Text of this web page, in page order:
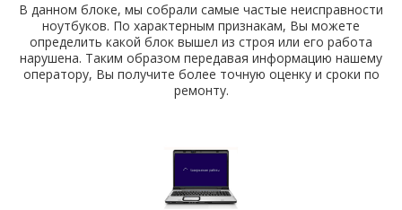
В данном блоке, мы собрали самые частые неисправности
ноутбуков. По характерным признакам, Вы можете
определить какой блок вышел из строя или его работа
нарушена. Таким образом передавая информацию нашему
оператору, Вы получите более точную оценку и сроки по
ремонту.